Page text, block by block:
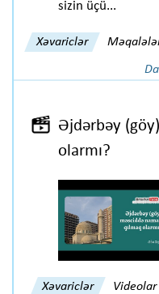
sizin üçü...
Xəvariclər
Əjdərbəy
olarmı?
Xəvariclər Videolar